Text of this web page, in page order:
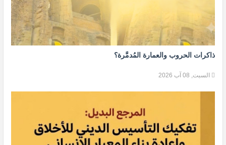
ذاكرات الحروب والعمارة المُدمَّرة؟
السبت, 08 آب 2026